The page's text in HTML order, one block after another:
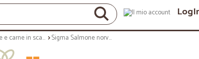
Pesce e carne in scatola Sigma Salmone norvegese gr.100